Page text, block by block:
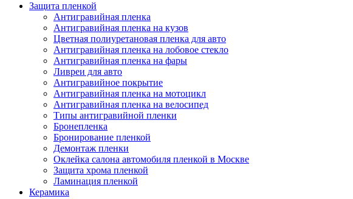
Защита пленкой
Антигравийная пленка
Антигравийная пленка на кузов
Цветная полиуретановая пленка для авто
Антигравийная пленка на лобовое стекло
Антигравийная пленка на фары
Ливреи для авто
Антигравийное покрытие
Антигравийная пленка на мотоцикл
Антигравийная пленка на велосипед
Типы антигравийной пленки
Бронепленка
Бронирование пленкой
Демонтаж пленки
Оклейка салона автомобиля пленкой в Москве
Защита хрома пленкой
Ламинация пленкой
Керамика